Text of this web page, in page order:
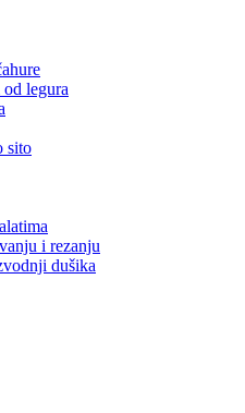
legura
sito
i rezanju
dušika